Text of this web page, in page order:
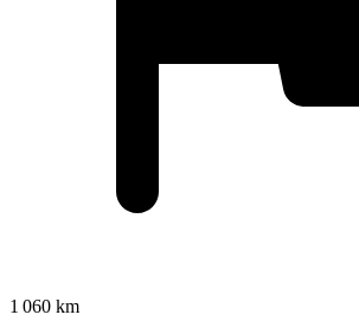
1 060 km